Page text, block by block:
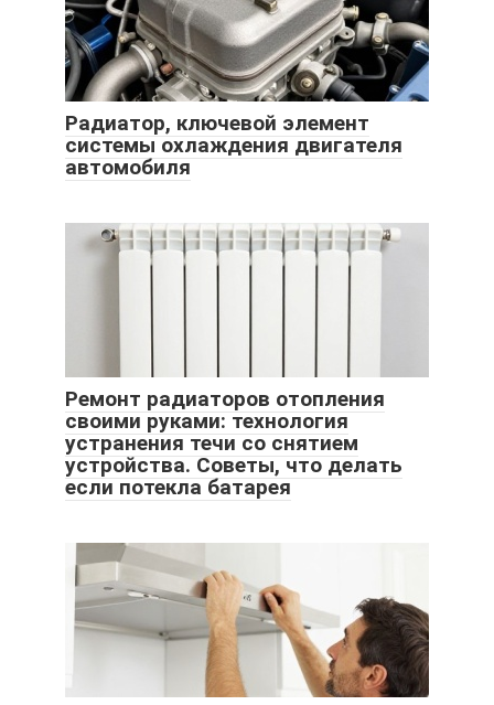
Радиатор, ключевой элемент
системы охлаждения двигателя
автомобиля
Ремонт радиаторов отопления
своими руками: технология
устранения течи со снятием
устройства. Советы, что делать
если потекла батарея